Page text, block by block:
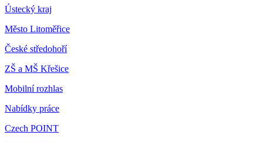
Ústecký kraj
Město Litoměřice
České středohoří
ZŠ a MŠ Křešice
Mobilní rozhlas
Nabídky práce
Czech POINT